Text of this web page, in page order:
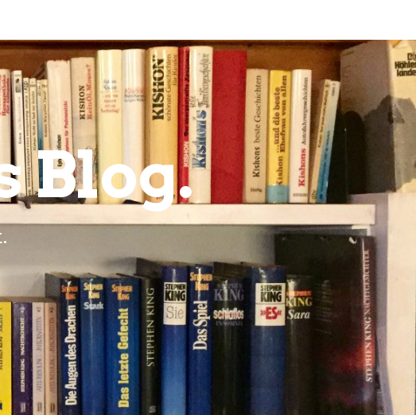
Blog.